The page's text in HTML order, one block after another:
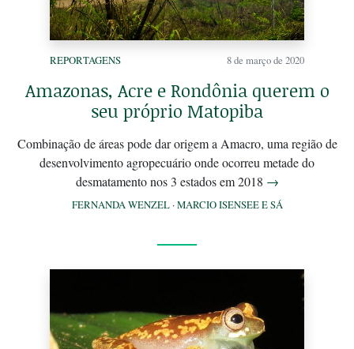
REPORTAGENS 8 de março de 2020
Amazonas, Acre e Rondônia querem o
seu próprio Matopiba
Combinação de áreas pode dar origem a Amacro, uma região de
desenvolvimento agropecuário onde ocorreu metade do
desmatamento nos 3 estados em 2018 →
FERNANDA WENZEL·MARCIO ISENSEE E SÁ